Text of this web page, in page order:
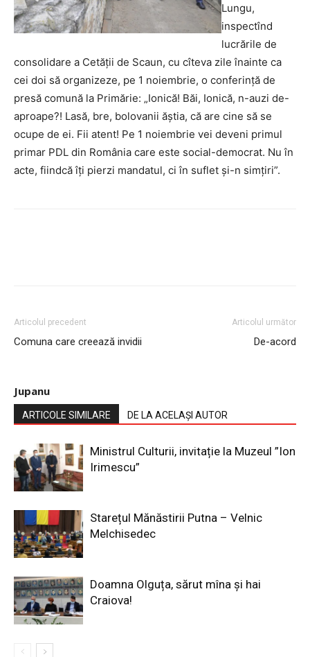
Lungu,
inspectînd
lucrările de
consolidare a Cetăţii de Scaun, cu cîteva zile înainte ca
cei doi să organizeze, pe 1 noiembrie, o conferinţă de
presă comună la Primărie: „Ionică! Băi, Ionică, n-auzi de-
aproape?! Lasă, bre, bolovanii ăştia, că are cine să se
ocupe de ei. Fii atent! Pe 1 noiembrie vei deveni primul
primar PDL din România care este social-democrat. Nu în
acte, fiindcă îţi pierzi mandatul, ci în suflet şi-n simţiri”.
Articolul precedent
Comuna care creează invidii
Articolul următor
De-acord
Jupanu
ARTICOLE SIMILARE DE LA ACELAȘI AUTOR
Ministrul Culturii, invitație la Muzeul ”Ion
Irimescu”
Starețul Mănăstirii Putna – Velnic
Melchisedec
Doamna Olguța, sărut mîna și hai
Craiova!